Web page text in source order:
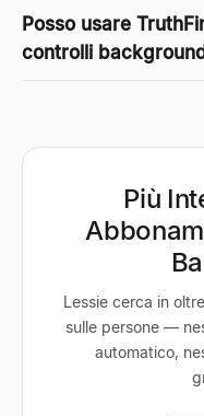
Posso usare
controlli
Più
Lessie cerca in
sulle persone —
automatico,